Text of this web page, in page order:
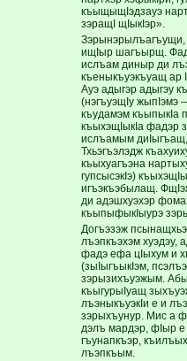
къыщыщIэдзауэ
зэращI щIыкIэр».
ищIыр шагъырщ.
ислъам диныр ди
къеныкъуэкъуащ
Ауэ адыгэр адыгэу
(нэгъуэщIу жыпIэмэ
къудамэм къыпыкIа
къыхэщIыкIа фадэр
ислъамым
Тхьэгъэлэдж
къыхуагъэна
гупсысэкIэ)
игъэкъэбылащ.
ди адэшхуэхэр
къыпыфыкIыурэ
Догъэзэж
лъэпкъэхэм хуэдэу,
фадэ ефа цIыхум и
(зыIыгъыкIэм,
зэрызихъуэжым.
къыгурыIуащ
лъэныкъуэкIи е и
зэрыхъунур. Мис а
дэлъ мардэр, фIыр
гъунапкъэр,
лъэпкъым.